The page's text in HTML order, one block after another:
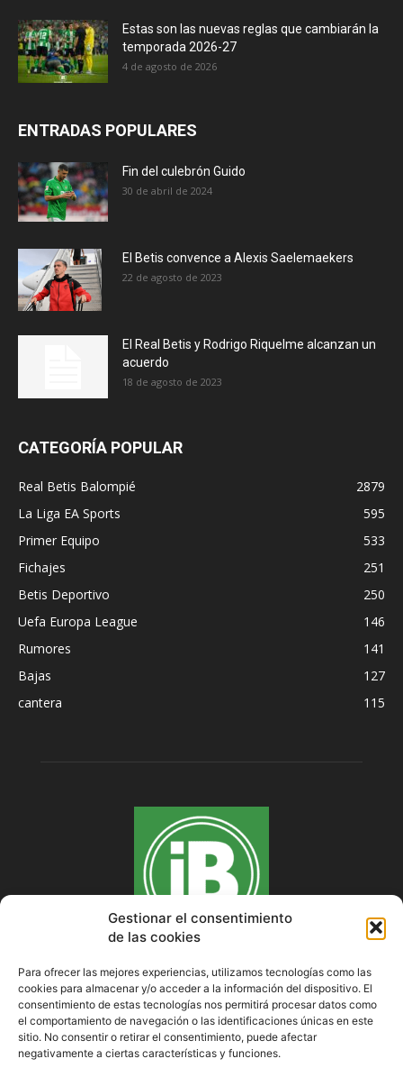
Gestionar el consentimiento
de las cookies
Para ofrecer las mejores experiencias, utilizamos tecnologías como las
cookies para almacenar y/o acceder a la información del dispositivo. El
consentimiento de estas tecnologías nos permitirá procesar datos como
el comportamiento de navegación o las identificaciones únicas en este
sitio. No consentir o retirar el consentimiento, puede afectar
negativamente a ciertas características y funciones.
Estas son las nuevas reglas que cambiarán la
temporada 2026-27
4 de agosto de 2026
ENTRADAS POPULARES
Fin del culebrón Guido
30 de abril de 2024
El Betis convence a Alexis Saelemaekers
22 de agosto de 2023
El Real Betis y Rodrigo Riquelme alcanzan un
acuerdo
18 de agosto de 2023
CATEGORÍA POPULAR
Real Betis Balompié
2879
La Liga EA Sports
595
Primer Equipo
533
Fichajes
251
Betis Deportivo
250
Uefa Europa League
146
Rumores
141
Bajas
127
cantera
115
SOBRE NOSOTROS